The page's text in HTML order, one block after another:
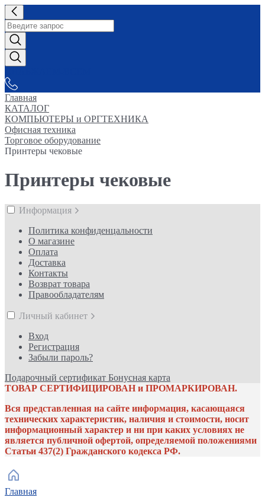
Главная
КАТАЛОГ
КОМПЬЮТЕРЫ и ОРГТЕХНИКА
Офисная техника
Торговое оборудование
Принтеры чековые
Принтеры чековые
Информация
Политика конфиденцальности
О магазине
Оплата
Доставка
Контакты
Возврат товара
Правообладателям
Личный кабинет
Вход
Регистрация
Забыли пароль?
Подарочный сертификат Бонусная карта
ТОВАР СЕРТИФИЦИРОВАН и ПРОМАРКИРОВАН.
Вся представленная на сайте информация, касающаяся
технических характеристик, наличия и стоимости, носит
информационный характер и ни при каких условиях не
является публичной офертой, определяемой положениями
Статьи 437(2) Гражданского кодекса РФ.
Главная